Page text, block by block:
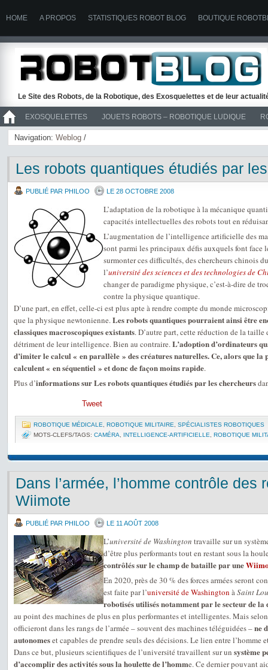
HOME A PROPOS STATISTIQUES ROBOT BLOG BOUTIQUE
Le Site des Robots, de la Robotique, des Exosquelettes et de leur
EXOSQUELETTES JOUETS ROBOTS – ROBOTIQUE LUDIQUE
>> ROBOTS
Navigation: Weblog /
Les robots quantiques étudiés par
PUBLIÉ PAR PHILOO LE 28 OCTOBRE 2008
L’adaptation de la robotique à la mécanique
capacités intellectuelles des robots tout en
L’augmentation de l’intelligence artificielle des
sont parmi les principaux défis auxquels font face
surmonter ces difficultés, des chercheurs chinois
l’université des sciences et des technologies de
changer de paradigme physique, c’est-à-dire de
contre la physique quantique.
D’une part, en effet, celle-ci est plus apte à rendre compte du monde
que la physique newtonienne.Les robots quantiques pourraient ainsi être
classiques macroscopiques existants. D’autre part, cette réduction de la taille
détriment de leur intelligence. Bien au contraire.L’adoption d’ordinateurs
d’imiter le calcul « en parallèle » des créatures naturelles. Ce, alors que
calculent « en séquentiel » et donc de façon moins rapide.
Plus d’informations sur Les robots quantiques étudiés par les chercheurs
Tweet
ROBOTIQUE MÉDICALE ROBOTIQUE MILITAIRE
SPÉCIALISTES ROBOTIQUES
MOTS-CLEFS/TAGS: CAMÉRA INTELLIGENCE-ARTIFICIELLE ROBOTIQUE
Dans l’armée, l’homme contrôle des
Wiimote
PUBLIÉ PAR PHILOO LE 11 AOÛT 2008
L’université de Washington travaille sur un
d’être plus performants tout en restant sous la
contrôlés sur le champ de bataille par une
En 2020, près de 30 % des forces armées seront
est faite par l’université de Washington àSaint
robotisés utilisés notamment par le secteur de la
au point des machines de plus en plus performantes et intelligentes. Mais
officieront dans les rangs de l’armée – souvent des machines téléguidées –ne
autonomeset capables de prendre seuls des décisions. Le lien entre l’homme
Dans ce but, plusieurs scientifiques de l’université travaillent sur un système
d’accomplir des activités sous la houlette de l’homme. Ce dernier pouvant